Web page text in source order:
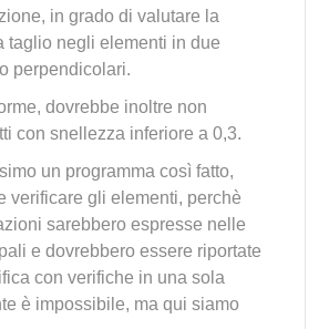
in grado di valutare la
taglio negli elementi in due
perpendicolari.
dovrebbe inoltre non
con snellezza inferiore a 0,3.
un programma così fatto,
verificare gli elementi, perchè
sarebbero espresse nelle
e dovrebbero essere riportate
con verifiche in una sola
è impossibile, ma qui siamo